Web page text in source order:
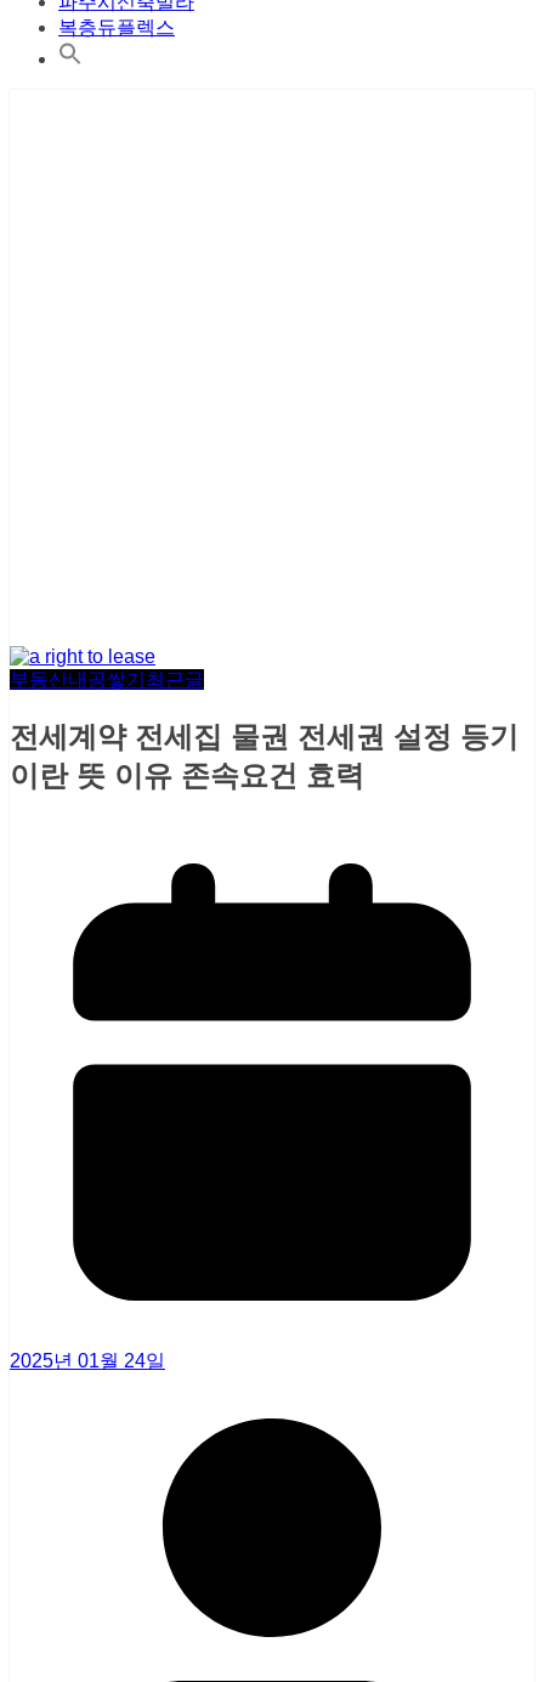
복층듀플렉스
부동산내공쌓기 최근글
전세계약 전세집 물권 전세권 설정 등기
이란 뜻 이유 존속요건 효력
2025년 01월 24일